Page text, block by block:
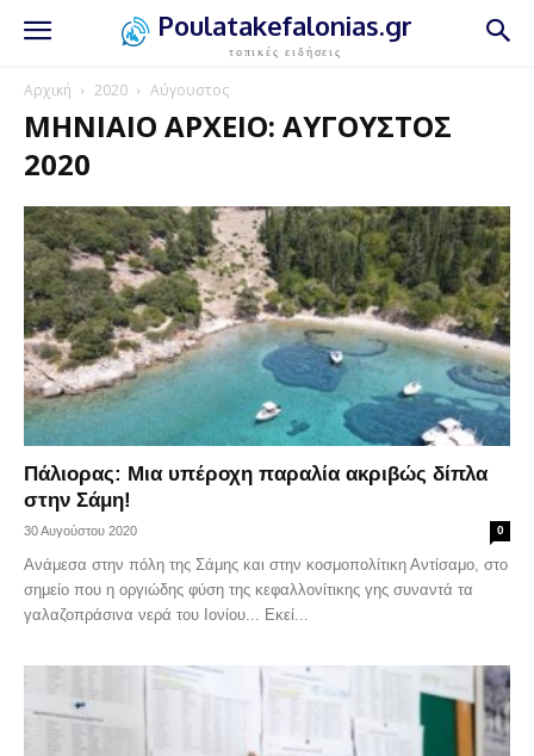
Poulatakefalonias.gr
τοπικές ειδήσεις
Αρχική 2020 Αύγουστος
ΜΗΝΙΑΊΟ ΑΡΧΕΊΟ: ΑΎΓΟΥΣΤΟΣ
2020
Πάλιορας: Μια υπέροχη παραλία ακριβώς δίπλα
στην Σάμη!
30 Αυγούστου 2020 0
Ανάμεσα στην πόλη της Σάμης και στην κοσμοπολίτικη Αντίσαμο, στο
σημείο που η οργιώδης φύση της κεφαλλονίτικης γης συναντά τα
γαλαζοπράσινα νερά του Ιονίου... Εκεί...